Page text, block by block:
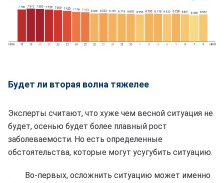
Будет ли вторая волна тяжелее
Эксперты считают, что хуже чем весной ситуация не
будет, осенью будет более плавный рост
заболеваемости. Но есть определенные
обстоятельства, которые могут усугубить ситуацию.
Во-первых, осложнить ситуацию может именно